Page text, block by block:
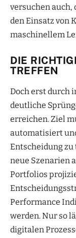
versuchen auch,
den Einsatz von
maschinellem
DIE
TREFFEN
Doch erst durch
deutliche
erreichen. Ziel
automatisiert
Entscheidung
neue Szenarien
Portfolios
Performance
werden. Nur so
digitalen